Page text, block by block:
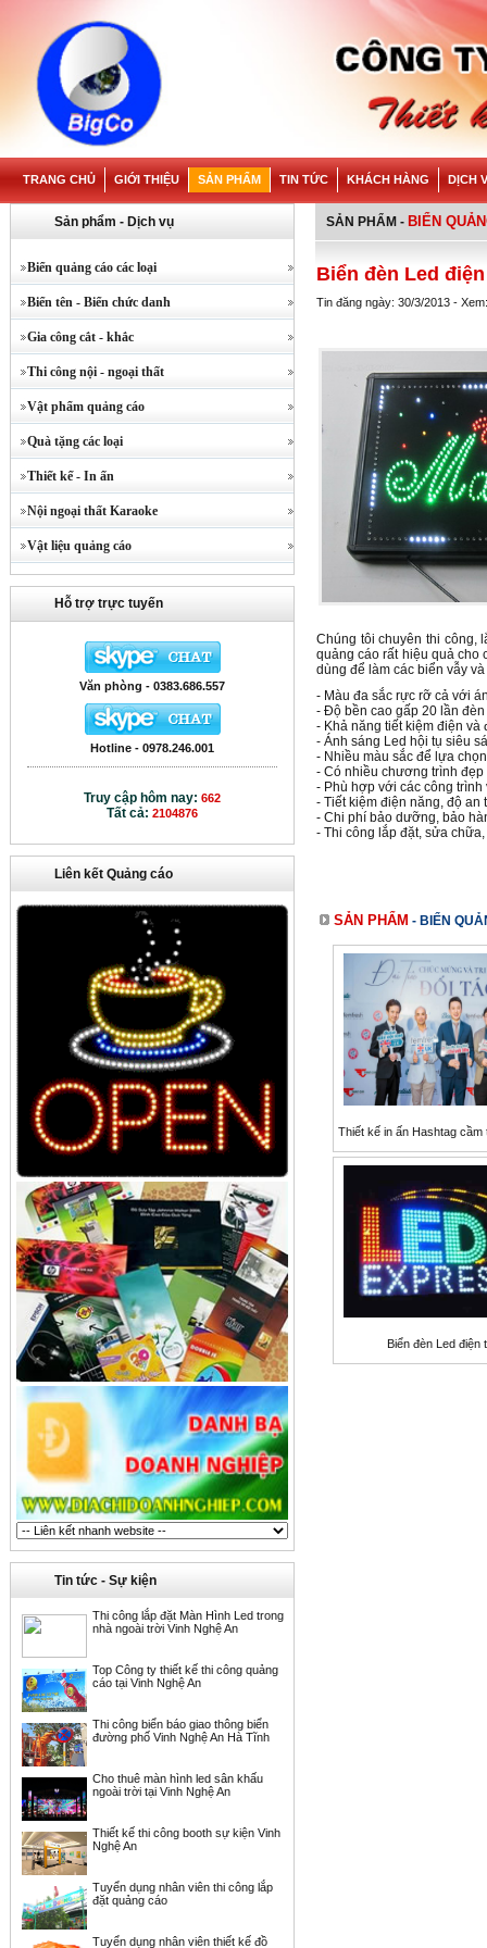
TRANG CHỦ GIỚI THIỆU SẢN PHẨM TIN TỨC KHÁCH HÀNG DỊCH
Sản phẩm - Dịch vụ
Biển quảng cáo các loại
Biển tên - Biển chức danh
Gia công cắt - khắc
Thi công nội - ngoại thất
Vật phẩm quảng cáo
Quà tặng các loại
Thiết kế - In ấn
Nội ngoại thất Karaoke
Vật liệu quảng cáo
Hỗ trợ trực tuyến
Văn phòng - 0383.686.557
Hotline - 0978.246.001
Truy cập hôm nay: 662
Tất cả: 2104876
Liên kết Quảng cáo
Tin tức - Sự kiện
Thi công lắp đặt Màn Hình Led trong
nhà ngoài trời Vinh Nghệ An
Top Công ty thiết kế thi công quảng
cáo tại Vinh Nghệ An
Thi công biển báo giao thông biển
đường phố Vinh Nghệ An Hà Tĩnh
Cho thuê màn hình led sân khấu
ngoài trời tại Vinh Nghệ An
Thiết kế thi công booth sự kiện Vinh
Nghệ An
Tuyển dụng nhân viên thi công lắp
đặt quảng cáo
Tuyển dụng nhân viên thiết kế đồ
SẢN PHẨM - BIỂN
Biển đèn Led
Tin đăng ngày: 30/3/2013 -
Chúng tôi chuyên thi công,
quảng cáo rất hiệu quả cho
dùng để làm các biển vẫy
- Màu đa sắc rực rỡ cả với
- Độ bền cao gấp 20 lần
- Khả năng tiết kiệm điện
- Ánh sáng Led hội tụ siêu
- Nhiều màu sắc để lựa
- Có nhiều chương trình đẹp
- Phù hợp với các công
- Tiết kiệm điện năng, độ an
- Chi phí bảo dưỡng, bảo
- Thi công lắp đặt, sửa
SẢN PHẨM - BIỂN
Thiết kế in ấn Hashtag cầm
Biển đèn Led điện